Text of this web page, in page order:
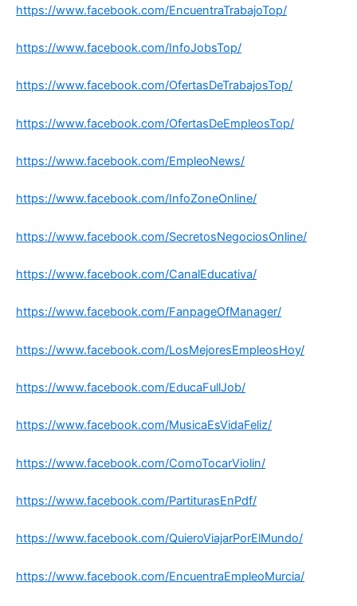
https://www.facebook.com/EncuentraTrabajoTop/
https://www.facebook.com/InfoJobsTop/
https://www.facebook.com/OfertasDeTrabajosTop/
https://www.facebook.com/OfertasDeEmpleosTop/
https://www.facebook.com/EmpleoNews/
https://www.facebook.com/InfoZoneOnline/
https://www.facebook.com/SecretosNegociosOnline/
https://www.facebook.com/CanalEducativa/
https://www.facebook.com/FanpageOfManager/
https://www.facebook.com/LosMejoresEmpleosHoy/
https://www.facebook.com/EducaFullJob/
https://www.facebook.com/MusicaEsVidaFeliz/
https://www.facebook.com/ComoTocarViolin/
https://www.facebook.com/PartiturasEnPdf/
https://www.facebook.com/QuieroViajarPorElMundo/
https://www.facebook.com/EncuentraEmpleoMurcia/